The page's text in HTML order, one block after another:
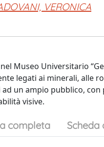
VERONICA
Museo Universitario
legati ai minerali, alle
un ampio pubblico,
visive.
completa Scheda